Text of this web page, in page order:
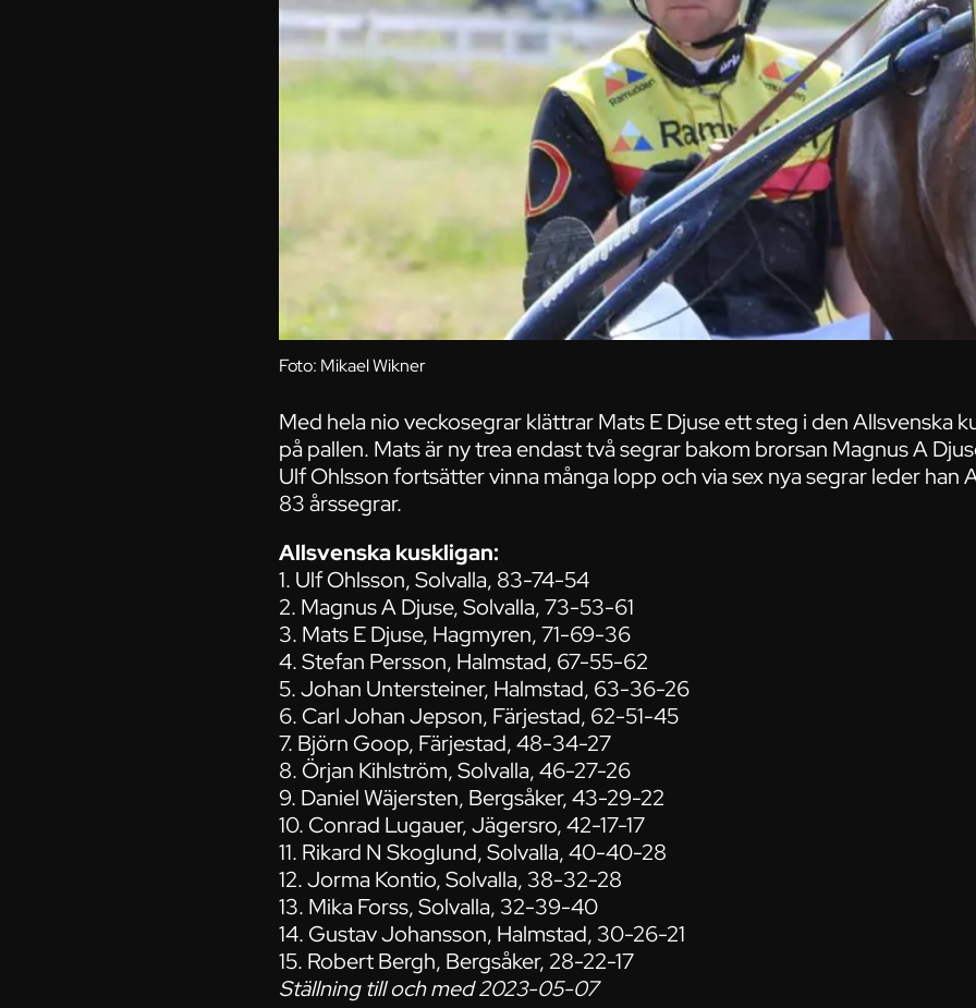
Foto: Mikael Wikner
Med hela nio veckosegrar klättrar Mats E Djuse ett steg i den Allsvenska
på pallen. Mats är ny trea endast två segrar bakom brorsan Magnus A
Ulf Ohlsson fortsätter vinna många lopp och via sex nya segrar leder han
83 årssegrar.
Allsvenska kuskligan:
1. Ulf Ohlsson, Solvalla, 83-74-54
2. Magnus A Djuse, Solvalla, 73-53-61
3. Mats E Djuse, Hagmyren, 71-69-36
4. Stefan Persson, Halmstad, 67-55-62
5. Johan Untersteiner, Halmstad, 63-36-26
6. Carl Johan Jepson, Färjestad, 62-51-45
7. Björn Goop, Färjestad, 48-34-27
8. Örjan Kihlström, Solvalla, 46-27-26
9. Daniel Wäjersten, Bergsåker, 43-29-22
10. Conrad Lugauer, Jägersro, 42-17-17
11. Rikard N Skoglund, Solvalla, 40-40-28
12. Jorma Kontio, Solvalla, 38-32-28
13. Mika Forss, Solvalla, 32-39-40
14. Gustav Johansson, Halmstad, 30-26-21
15. Robert Bergh, Bergsåker, 28-22-17
Ställning till och med 2023-05-07